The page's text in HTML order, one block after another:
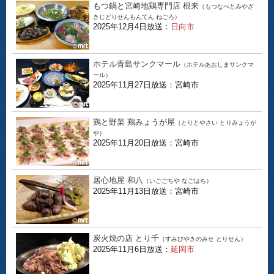
もつ鍋と宮崎地鶏専門店 根来 （もつなべとみやざ
きじどりせんもんてん ねごろ）
2025年12月4日放送： 日向市
ホテル青島サンクマール （ホテルあおしまサンクマ
ール）
2025年11月27日放送：宮崎市
鶏と野菜 鶏みょうが屋 （とりとやさい とりみょうが
や）
2025年11月20日放送：宮崎市
居心地屋 和八 （いごごちや なごはち）
2025年11月13日放送：宮崎市
炭火焼の店 とり千 （すみびやきのみせ とりせん）
2025年11月6日放送： 延岡市